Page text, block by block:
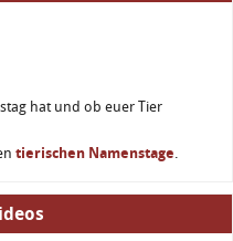
hat und ob euer Tier
tierischen Namenstage.